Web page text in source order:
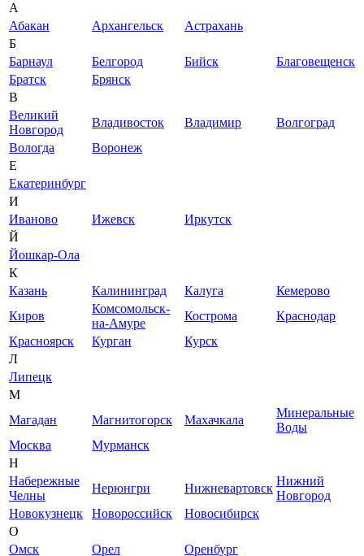
А
Абакан
Архангельск
Астрахань
Б
Барнаул
Белгород Бийск
Благовещенск
Братск
Брянск
В
Великий
Новгород
Владивосток Владимир
Волгоград
Вологда
Воронеж
Е
Екатеринбург
И
Иваново
Ижевск
Иркутск
Й
Йошкар-Ола
К
Казань
Калининград Калуга
Кемерово
Киров
Комсомольск-
на-Амуре
Кострома
Краснодар
Красноярск
Курган
Курск
Л
Липецк
М
Магадан
Магнитогорск Махачкала
Минеральные
Воды
Москва
Мурманск
Н
Набережные
Челны
Нерюнгри Нижневартовск
Нижний
Новгород
Новокузнецк
Новороссийск
Новосибирск
О
Омск
Орел
Оренбург